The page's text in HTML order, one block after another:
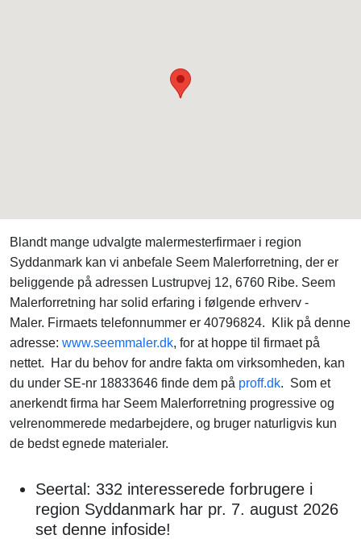
Blandt mange udvalgte malermesterfirmaer i region
Syddanmark kan vi anbefale Seem Malerforretning, der er
beliggende på adressen Lustrupvej 12, 6760 Ribe. Seem
Malerforretning har solid erfaring i følgende erhverv -
Maler. Firmaets telefonnummer er 40796824. Klik på denne
adresse: www.seemmaler.dk, for at hoppe til firmaet på
nettet. Har du behov for andre fakta om virksomheden, kan
du under SE-nr 18833646 finde dem på proff.dk. Som et
anerkendt firma har Seem Malerforretning progressive og
velrenommerede medarbejdere, og bruger naturligvis kun
de bedst egnede materialer.
Seertal: 332 interesserede forbrugere i
region Syddanmark har pr. 7. august 2026
set denne infoside!